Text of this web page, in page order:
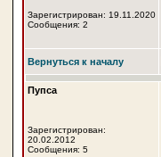
Зарегистрирован: 19.11.2020
Сообщения: 2
Вернуться к началу
Пупса
Зарегистрирован:
20.02.2012
Сообщения: 5